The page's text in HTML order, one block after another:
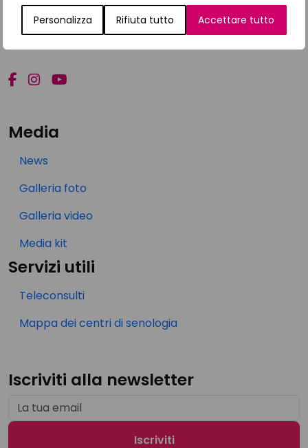
Personalizza Rifiuta tutto Accettare tutto
funzionamento di questo sito e all’utilizzo delle
informazioni, documenti e link presenti in questo sito.
Media
News
Galleria foto
Galleria video
Media kit
Servizi utili
Teleconsulti
Mappa dei centri di senologia
Iscriviti alla newsletter